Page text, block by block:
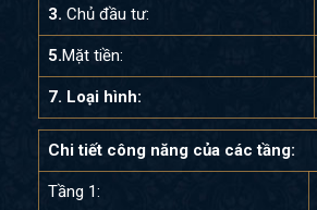
3. Chủ đầu tư:
5.Mặt tiền:
7. Loại hình:
Chi tiết công năng của các tầng:
Tầng 1: